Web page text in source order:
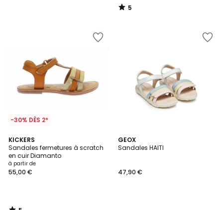
5
/
-30% DÈS 2*
KICKERS
Sandales fermetures à scratch
en cuir Diamanto
à partir de
55,00 €
5
/
5
GEOX
Sandales HAITI
47,90 €